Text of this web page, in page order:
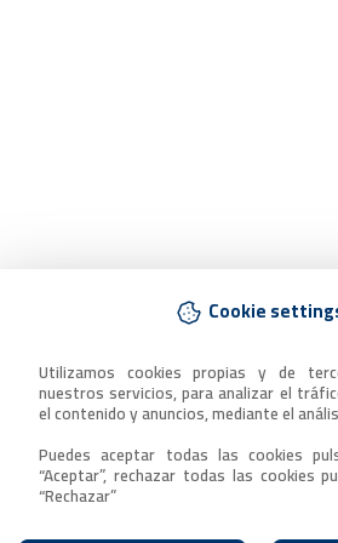
Cookie
Utilizamos cookies propias y de
nuestros servicios, para analizar el
el contenido y anuncios, mediante el
Puedes aceptar todas las cookies
“Aceptar”, rechazar todas las cookies
“Rechazar”